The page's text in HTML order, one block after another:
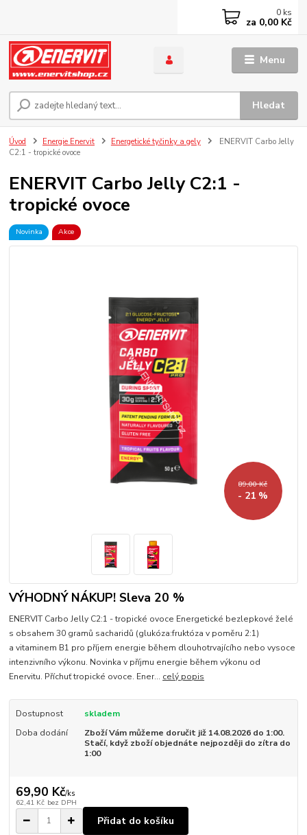
Menu
Hledat
0 ks
za 0,00 Kč
Úvod Energie Enervit Energetické tyčinky a gely
ENERVIT Carbo Jelly
C2:1 - tropické ovoce
ENERVIT Carbo Jelly C2:1 -
tropické ovoce
Novinka Akce
89,00 Kč
- 21 %
VÝHODNÝ NÁKUP! Sleva 20 %
ENERVIT Carbo Jelly C2:1 - tropické ovoce Energetické bezlepkové želé
s obsahem 30 gramů sacharidů (glukóza:fruktóza v poměru 2:1)
a vitaminem B1 pro příjem energie během dlouhotrvajícího nebo vysoce
intenzivního výkonu. Novinka v příjmu energie během výkonu od
Enervitu. Příchuť tropické ovoce. Ener... celý popis
Dostupnost
skladem
Doba dodání
Zboží Vám můžeme doručit již 14.08.2026 do 1:00.
Stačí, když zboží objednáte nejpozději do zítra do
1:00
69,90 Kč/ks
62,41 Kč bez DPH
Přidat do košíku